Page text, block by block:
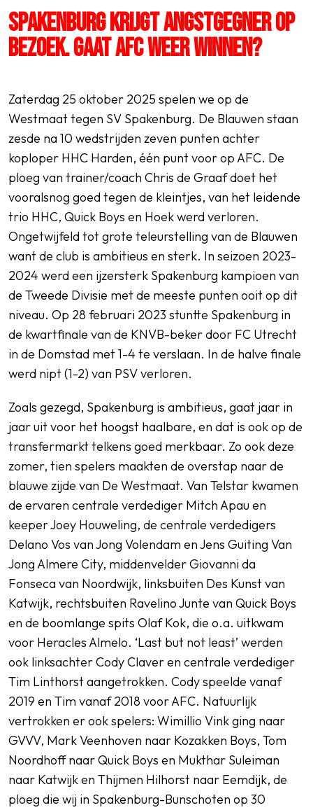
LIDMAATSCHAP
CONTACT
SPAKENBURG KRIJGT ANGSTGEGNER OP
BEZOEK. GAAT AFC WEER WINNEN?
Zaterdag 25 oktober 2025 spelen we op de
Westmaat tegen SV Spakenburg. De Blauwen staan
zesde na 10 wedstrijden zeven punten achter
koploper HHC Harden, één punt voor op AFC. De
ploeg van trainer/coach Chris de Graaf doet het
vooralsnog goed tegen de kleintjes, van het leidende
trio HHC, Quick Boys en Hoek werd verloren.
Ongetwijfeld tot grote teleurstelling van de Blauwen
want de club is ambitieus en sterk. In seizoen 2023-
2024 werd een ijzersterk Spakenburg kampioen van
de Tweede Divisie met de meeste punten ooit op dit
niveau. Op 28 februari 2023 stuntte Spakenburg in
de kwartfinale van de KNVB-beker door FC Utrecht
in de Domstad met 1-4 te verslaan. In de halve finale
werd nipt (1-2) van PSV verloren.
Zoals gezegd, Spakenburg is ambitieus, gaat jaar in
jaar uit voor het hoogst haalbare, en dat is ook op de
transfermarkt telkens goed merkbaar. Zo ook deze
zomer, tien spelers maakten de overstap naar de
blauwe zijde van De Westmaat. Van Telstar kwamen
de ervaren centrale verdediger Mitch Apau en
keeper Joey Houweling, de centrale verdedigers
Delano Vos van Jong Volendam en Jens Guiting Van
Jong Almere City, middenvelder Giovanni da
Fonseca van Noordwijk, linksbuiten Des Kunst van
Katwijk, rechtsbuiten Ravelino Junte van Quick Boys
en de boomlange spits Olaf Kok, die o.a. uitkwam
voor Heracles Almelo. ‘Last but not least’ werden
ook linksachter Cody Claver en centrale verdediger
Tim Linthorst aangetrokken. Cody speelde vanaf
2019 en Tim vanaf 2018 voor AFC. Natuurlijk
vertrokken er ook spelers: Wimillio Vink ging naar
GVVV, Mark Veenhoven naar Kozakken Boys, Tom
Noordhoff naar Quick Boys en Mukthar Suleiman
naar Katwijk en Thijmen Hilhorst naar Eemdijk, de
ploeg die wij in Spakenburg-Bunschoten op 30